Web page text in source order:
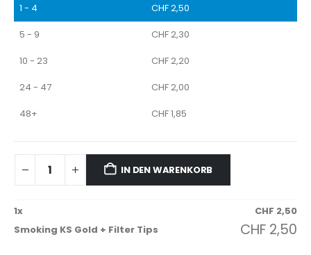
1 - 4
CHF2,50
5 - 9
CHF2,30
10 - 23
CHF2,20
24 - 47
CHF2,00
48+
CHF1,85
IN DEN WARENKORB
1x CHF 2,50
Smoking KS Gold + Filter Tips
CHF 2,50